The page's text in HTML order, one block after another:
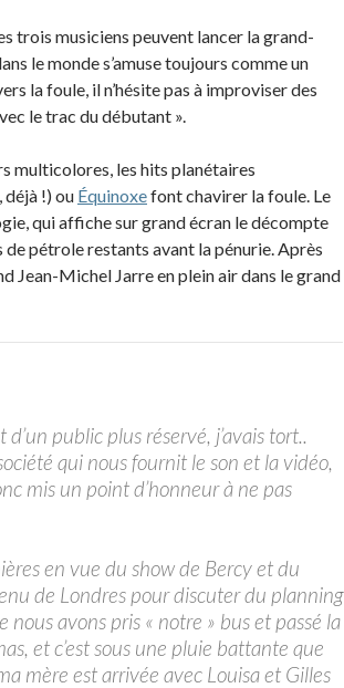
trois musiciens peuvent lancer la grand-
le monde s’amuse toujours comme un
la foule, il n’hésite pas à improviser des
le trac du débutant ».
multicolores, les hits planétaires
!) ou Équinoxefont chavirer la foule. Le
qui affiche sur grand écran le décompte
pétrole restants avant la pénurie. Après
Jean-Michel Jarre en plein air dans le grand
public plus réservé, j’avais tort..
qui nous fournit le son et la vidéo,
mis un point d’honneur à ne pas
en vue du show de Bercy et du
de Londres pour discuter du planning
nous avons pris « notre » bus et passé la
et c’est sous une pluie battante que
mère est arrivée avec Louisa et Gilles